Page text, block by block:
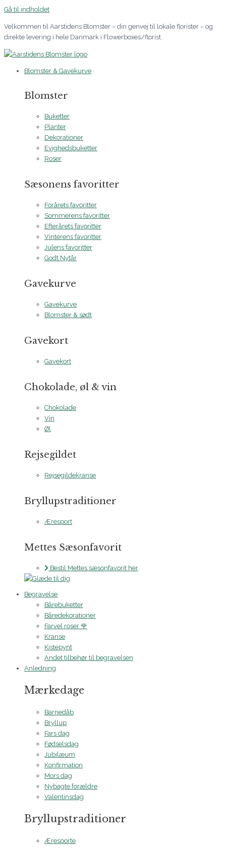
Gå til indholdet
Velkommen til Aarstidens Blomster – din genvej til lokale florister – og
direkte levering i hele Danmark i Flowerboxes/florist.
Blomster & Gavekurve
Blomster
Buketter
Planter
Dekorationer
Evighedsbuketter
Roser
Sæsonens favoritter
Forårets favoritter
Sommerens favoritter
Efterårets favoritter
Vinterens favoritter
Julens favoritter
Godt Nytår
Gavekurve
Gavekurve
Blomster & sødt
Gavekort
Gavekort
Chokolade, øl & vin
Chokolade
Vin
Øl
Rejsegildet
Rejsegildekranse
Bryllupstraditioner
Æresport
Mettes Sæsonfavorit
Bestil Mettes sæsonfavorit her
Begravelse
Bårebuketter
Båredekorationer
Farvel roser 🌹
Kranse
Kistepynt
Andet tilbehør til begravelsen
Anledning
Mærkedage
Barnedåb
Bryllup
Fars dag
Fødselsdag
Jubilæum
Konfirmation
Mors dag
Nybagte forældre
Valentinsdag
Bryllupstraditioner
Æresporte